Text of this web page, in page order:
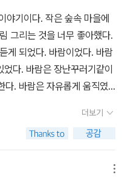
그런 친구들을 위해 팽이는
는 바람이 전해준 이야기를
해준다.​사물을 바라보는 긍
전달하는 모습에서그림책
야기이다. 작은 숲속 마을에
그리는 것을 너무 좋아했다.
게 되었다. 바람이었다. 바람
다. 바람은 장난꾸러기같이
다. 바람은 자유롭게 움직였
미국에 간 적이 있는데 그곳
보았다고 한다. 팽이는 한번
놀랐다. 미국이라는 곳엔
야기가 정말이냐고 되물었다.
더보기